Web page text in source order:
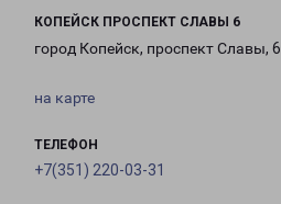
КОПЕЙСК ПРОСПЕКТ СЛАВЫ 6
город Копейск, проспект Славы, 6
на карте
ТЕЛЕФОН
+7(351) 220-03-31